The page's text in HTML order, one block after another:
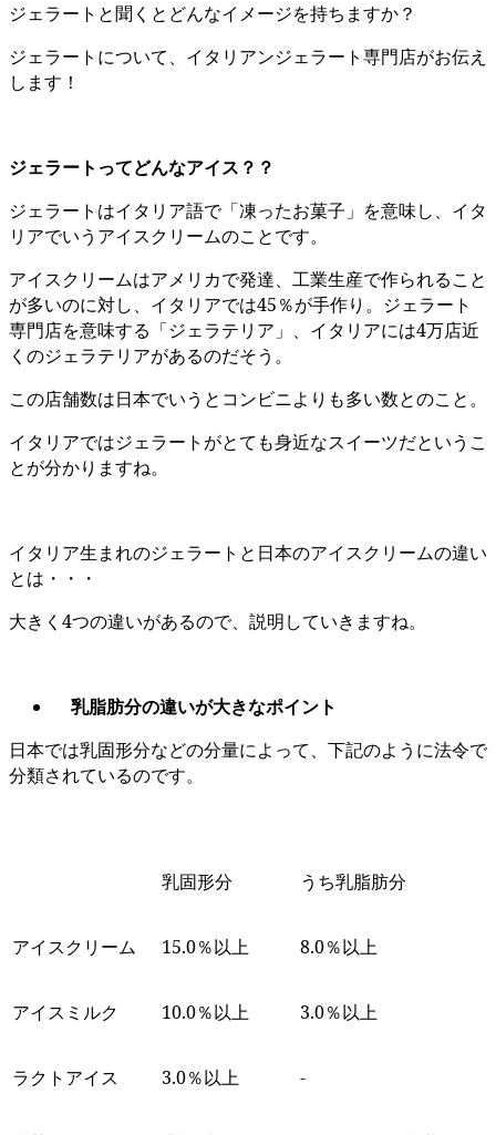
ジェラートと聞くとどんなイメージを持ちますか？
ジェラートについて、イタリアンジェラート専門店がお伝え
します！
ジェラートってどんなアイス？？
ジェラートはイタリア語で「凍ったお菓子」を意味し、イタ
リアでいうアイスクリームのことです。
アイスクリームはアメリカで発達、工業生産で作られること
が多いのに対し、イタリアでは45％が手作り。ジェラート
専門店を意味する「ジェラテリア」、イタリアには4万店近
くのジェラテリアがあるのだそう。
この店舗数は日本でいうとコンビニよりも多い数とのこと。
イタリアではジェラートがとても身近なスイーツだというこ
とが分かりますね。
イタリア生まれのジェラートと日本のアイスクリームの違い
とは・・・
大きく4つの違いがあるので、説明していきますね。
乳脂肪分の違いが大きなポイント
日本では乳固形分などの分量によって、下記のように法令で
分類されているのです。
乳固形分 うち乳脂肪分
アイスクリーム 15.0％以上 8.0％以上
アイスミルク 10.0％以上 3.0％以上
ラクトアイス 3.0％以上 -